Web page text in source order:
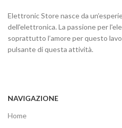
Elettronic Store nasce da
dell'elettronica. La passione per
soprattutto l’amore per questo
pulsante di questa attività.
NAVIGAZIONE
Home